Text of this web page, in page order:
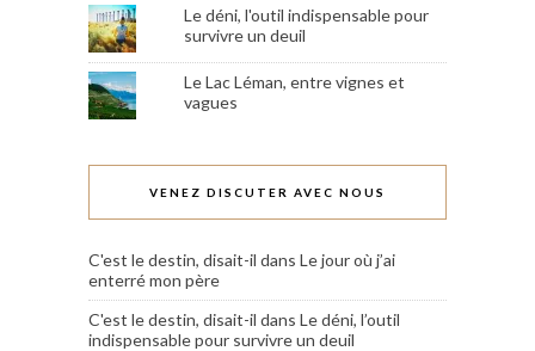
Le déni, l'outil indispensable pour
survivre un deuil
Le Lac Léman, entre vignes et
vagues
VENEZ DISCUTER AVEC NOUS
C'est le destin, disait-il dans Le jour où j’ai
enterré mon père
C'est le destin, disait-il dans Le déni, l’outil
indispensable pour survivre un deuil